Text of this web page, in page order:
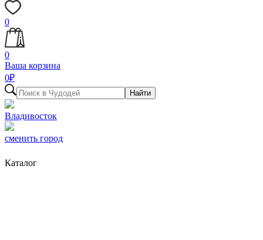
0
0
Ваша корзина
0₽
Найти
Владивосток
сменить город
Каталог